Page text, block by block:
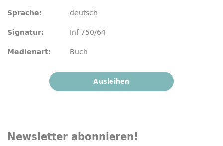
Sprache: deutsch
Signatur: Inf 750/64
Medienart: Buch
Ausleihen
Newsletter abonnieren!